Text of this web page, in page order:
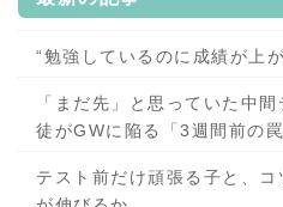
“勉強しているのに成績が上
「まだ先」と思っていた中
徒がGWに陥る「3週間前の罠
テスト前だけ頑張る子と、